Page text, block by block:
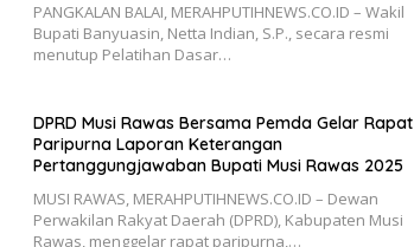
PANGKALAN BALAI, MERAHPUTIHNEWS.CO.ID – Wakil
Bupati Banyuasin, Netta Indian, S.P., secara resmi
menutup Pelatihan Dasar…
DPRD Musi Rawas Bersama Pemda Gelar Rapat
Paripurna Laporan Keterangan
Pertanggungjawaban Bupati Musi Rawas 2025
MUSI RAWAS, MERAHPUTIHNEWS.CO.ID – Dewan
Perwakilan Rakyat Daerah (DPRD), Kabupaten Musi
Rawas, menggelar rapat paripurna,…